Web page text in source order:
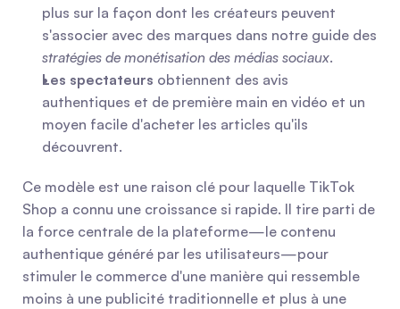
plus sur la façon dont les créateurs peuvent
stratégies de monétisation des médias sociaux.
Les spectateurs obtiennent des avis
authentiques et de première main en vidéo et un
moyen facile d'acheter les articles qu'ils
découvrent.
Ce modèle est une raison clé pour laquelle TikTok
Shop a connu une croissance si rapide. Il tire parti de
la force centrale de la plateforme—le contenu
authentique généré par les utilisateurs—pour
stimuler le commerce d'une manière qui ressemble
moins à une publicité traditionnelle et plus à une